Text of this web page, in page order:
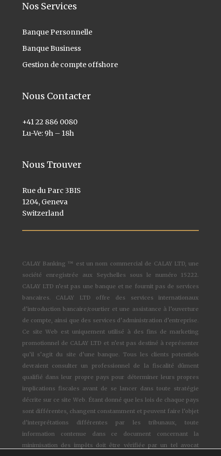
Nos Services
Banque Personnelle
Banque Business
Gestion de compte offshore
Nous Contacter
+41 22 886 0080
Lu-Ve: 9h – 18h
Nous Trouver
Rue du Parc 3BIS
1204, Geneva
Switzerland
CALAY Banking ™ est un nom commercial de CALAY LTD, une
société enregistrée aux Seychelles sous le numéro 15222.
CALAY LTD n’est pas une banque et ne fournit pas de services
bancaires. CALAY LTD offre des services internationaux
d’introduction bancaire/courtier et une assistance à l’ouverture
de compte, ainsi que des services d’administration d’entreprise.
Ce site Web est uniquement utilisé à des fins de marketing
promotionnel de CALAY LTD et n’est pas destiné à représenter
qu’il s’agit du site d’une banque. Tous les clients potentiels
devraient consulter un professionnel de la fiscalité dûment
qualifié dans leur propre pays pour déterminer leurs propres
implications fiscales avant de se lancer dans toute stratégie
décrite sur ce site Web. Étant donné que les lois de chaque pays
sont différentes, changent constamment et peuvent faire l’objet
d’interprétations différentes par les tribunaux, toute
information contenue dans ce document concernant la
minimisation des impôts doit être vérifiée par un tel avocat